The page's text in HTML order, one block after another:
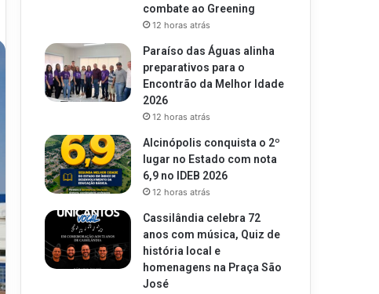
combate ao Greening
12 horas atrás
Paraíso das Águas alinha
preparativos para o
Encontrão da Melhor Idade
2026
12 horas atrás
Alcinópolis conquista o 2º
lugar no Estado com nota
6,9 no IDEB 2026
12 horas atrás
Cassilândia celebra 72
anos com música, Quiz de
história local e
homenagens na Praça São
José